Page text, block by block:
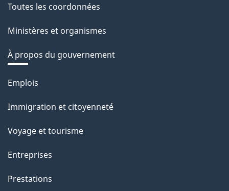
Toutes les coordonnées
Ministères et organismes
À propos du gouvernement
Thèmes
sujets
Emplois
Immigration et citoyenneté
Voyage et tourisme
Entreprises
Prestations